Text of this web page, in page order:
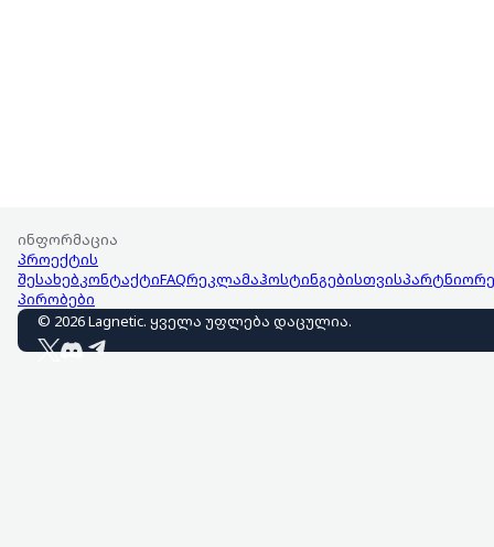
ინფორმაცია
პროექტის
შესახებკონტაქტიFAQრეკლამაჰოსტინგებისთვის
პირობები
© 2026Lagnetic. ყველა უფლება დაცულია.